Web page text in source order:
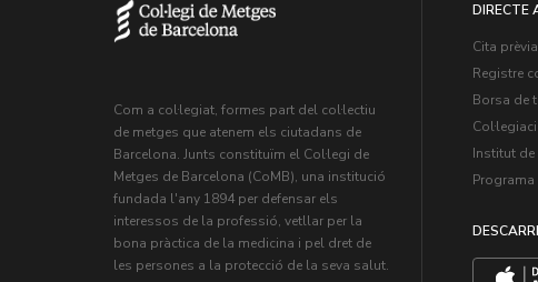
Com a col·legiat, formes part del col·lectiu
de metges que atenem els ciutadans de
Barcelona. Junts constituïm el Col·legi de
Metges de Barcelona (CoMB), una institució
fundada l'any 1894 per defensar els
interessos de la professió, vetllar per la
bona pràctica de la medicina i pel dret de
les persones a la protecció de la seva salut.
DIRECTE
Cita prèvia
Registre
Borsa de
Institut de